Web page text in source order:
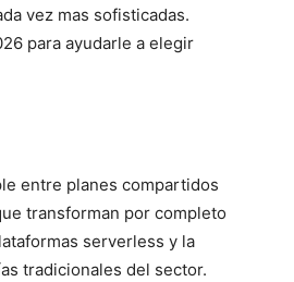
vez mas sofisticadas.
para ayudarle a elegir
entre planes compartidos
transforman por completo
serverless y la
tradicionales del sector.